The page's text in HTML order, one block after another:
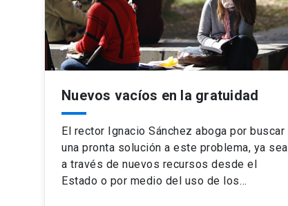
Nuevos vacíos en la gratuidad
El rector Ignacio Sánchez aboga por buscar
una pronta solución a este problema, ya sea
a través de nuevos recursos desde el
Estado o por medio del uso de los…